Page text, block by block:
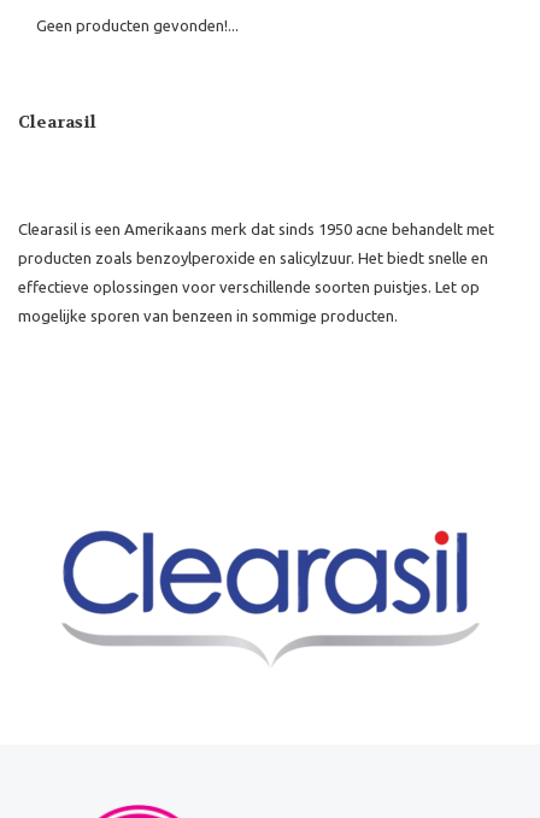
Geen producten gevonden!...
Clearasil
Clearasil is een Amerikaans merk dat sinds 1950 acne behandelt met
producten zoals benzoylperoxide en salicylzuur. Het biedt snelle en
effectieve oplossingen voor verschillende soorten puistjes. Let op
mogelijke sporen van benzeen in sommige producten.